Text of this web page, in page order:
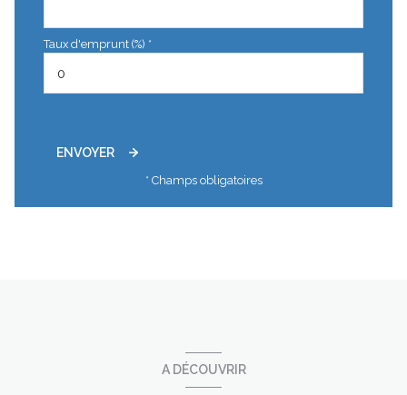
Taux d'emprunt (%) *
ENVOYER
* Champs obligatoires
A DÉCOUVRIR